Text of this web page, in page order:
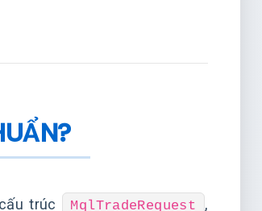
trúc MqlTradeRequest ,